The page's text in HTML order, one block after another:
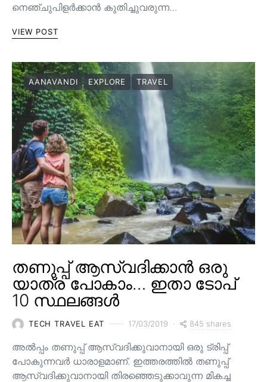
നെഞ്ചുപിളർക്കാൻ കുതിച്ചുവരുന്ന…
VIEW POST
AANAVANDI EXPLORE TRAVEL
തണുപ്പ് ആസ്വദിക്കാൻ ഒരു
യാത്ര പോകാം… ഇതാ ടോപ്
10 സ്ഥലങ്ങൾ
TECH TRAVEL EAT 17/03/2019 845 shares
അൽപ്പം തണുപ്പ് ആസ്വദിക്കുവാനായി ഒരു ട്രിപ്പ്
പോകുന്നവർ ധാരാളമാണ്. ഇത്തരത്തിൽ തണുപ്പ്
ആസ്വദിക്കുവാനായി തിരഞ്ഞെടുക്കാവുന്ന മികച്ച